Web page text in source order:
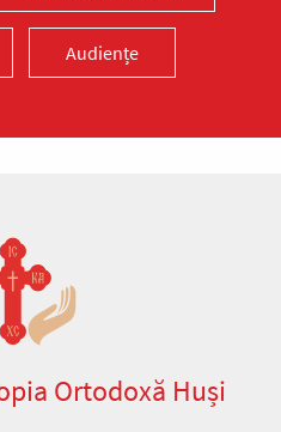
Audiențe
Ortodoxă Huși